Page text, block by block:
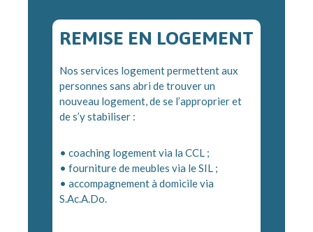
REMISE EN LOGEMENT
Nos services logement permettent aux
personnes sans abri de trouver un
nouveau logement, de se l’approprier et
de s’y stabiliser :
• coaching logement via la CCL ;
• fourniture de meubles via le SIL ;
• accompagnement à domicile via
S.Ac.A.Do.